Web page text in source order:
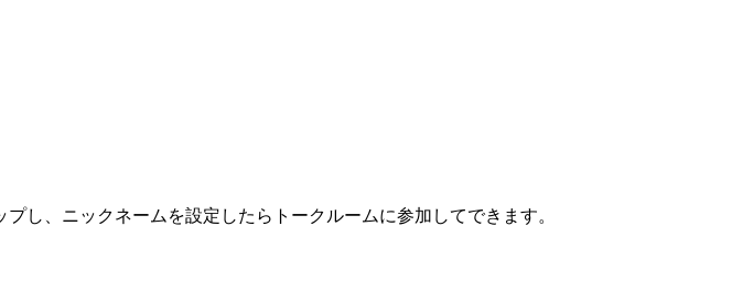
し、ニックネームを設定したらトークルームに参加してできます。